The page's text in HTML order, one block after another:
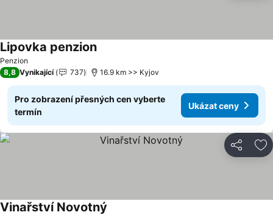
Penzion
Lipovka penzion
8,8 Vynikající 737 16.9 km >> Kyjov
Pro zobrazení přesných cen vyberte
termín
Ukázat ceny
Sdílet
Vinařství Novotný